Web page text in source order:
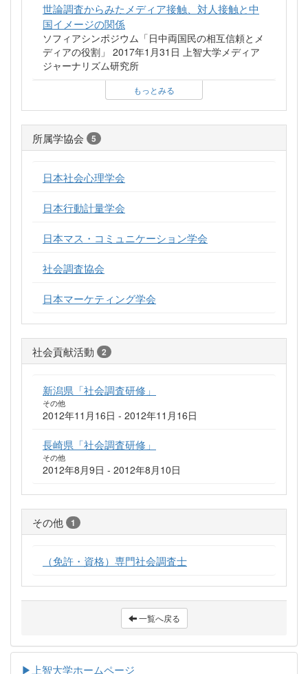
世論調査からみたメディア接触、対人接触と中
国イメージの関係
ソフィアシンポジウム「日中両国民の相互信頼とメ
ディアの役割」 2017年1月31日 上智大学メディア
ジャーナリズム研究所
もっとみる
所属学協会 5
日本社会心理学会
日本行動計量学会
日本マス・コミュニケーション学会
社会調査協会
日本マーケティング学会
社会貢献活動 2
新潟県「社会調査研修」
その他
2012年11月16日 - 2012年11月16日
長崎県「社会調査研修」
その他
2012年8月9日 - 2012年8月10日
その他 1
（免許・資格）専門社会調査士
一覧へ戻る
▶上智大学ホームページ